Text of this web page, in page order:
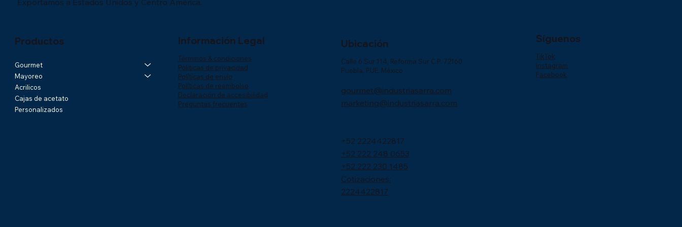
Productos
Gourmet
Mayoreo
Acrilicos
Cajas de acetato
Personalizados
Información Legal
Términos & condiciones
Póliticas de privacidad
Políticas de envío
Políticas de reembolso
Declaración de accesibilidad
Preguntas frecuentes
Ubicación
Calle 6 Sur 114, Reforma Sur C.P. 72160
Puebla, PUE. México
gourmet@industriasarra.com
marketing@industriasarra.com
+52 2224422817
+52 222 248 0653
+52 222 230 1485
Cotizaciones:
2224422817
Síguenos
TikTok
Instagram
Facebook